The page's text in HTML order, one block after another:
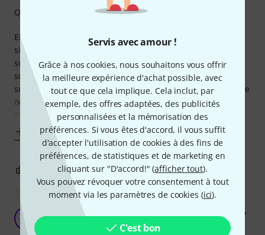
Servis avec amour !
Grâce à nos cookies, nous souhaitons vous offrir
la meilleure expérience d'achat possible, avec
tout ce que cela implique. Cela inclut, par
exemple, des offres adaptées, des publicités
personnalisées et la mémorisation des
préférences. Si vous êtes d'accord, il vous suffit
d'accepter l'utilisation de cookies à des fins de
préférences, de statistiques et de marketing en
cliquant sur "D'accord!" (afficher tout).
Vous pouvez révoquer votre consentement à tout
moment via les paramètres de cookies (ici).
C'est bon
Et bien voilà un clamp qui sait s'adapter à toutes les
situations ! Peu importe le diamètre de votre tube (ou
surface plate entre 13 et 55 mm) il mort très fort et
supporte 15kg (ça c'est sur le papier mais ne craint pas la
surcharge). Pour peu qu'il soit équipé d'un tenon tête ronde
ou héxagonale (surtout pour les têtes mobiles..) et hop !
Parfait et Manfrotto
Afficher plus
Qualité de fabrication
0 SIGNALER L'ÉVALUATION
A bien répondu à mon besoin de fixer un PAR56
SteveModulus 29.09.2011